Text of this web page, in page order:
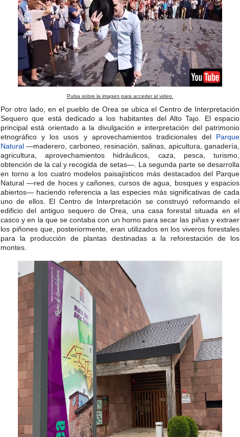
Pulsa sobre la imagen para acceder al video
Por otro lado, en el pueblo de Orea se ubica el Centro de Interpretación
Sequero que está dedicado a los habitantes del Alto Tajo. El espacio
principal está orientado a la divulgación e interpretación del patrimonio
etnográfico y los usos y aprovechamientos tradicionales del Parque
Natural —maderero, carboneo, resinación, salinas, apicultura, ganadería,
agricultura, aprovechamientos hidráulicos, caza, pesca, turismo,
obtención de la cal y recogida de setas—. La segunda parte se desarrolla
en torno a los cuatro modelos paisajísticos más destacados del Parque
Natural —red de hoces y cañones, cursos de agua, bosques y espacios
abiertos— haciendo referencia a las especies más significativas de cada
uno de ellos. El Centro de Interpretación se construyó reformando el
edificio del antiguo sequero de Orea, una casa forestal situada en el
casco y en la que se contaba con un horno para secar las piñas y extraer
los piñones que, posteriormente, eran utilizados en los viveros forestales
para la producción de plantas destinadas a la reforestación de los
montes.